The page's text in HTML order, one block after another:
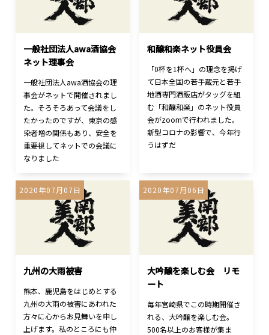
一般社団法人awa酒協会
ネット理事会
一般社団法人awa酒協会の理
事会がネットで開催されまし
た。そろそろあって会議をし
たかったのですが、東京の感
染者増の関係もあり、安全を
重要視してネットでの会議に
なりました
和醸和楽ネット役員会
「0杯を1杯へ」の理念を掲げ
て日本全国の若手蔵元と若手
地酒専門酒販店がタッグを組
む「和醸和楽」のネット役員
会がzoomで行われました。
新型コロナの影響で、今年行
うはずだ
2020年07月07日
九州の大雨被害
熊本、鹿児島をはじめとする
九州の大雨の被害にあわれた
方々に心からお見舞いを申し
上げます。私のところにも仲
2020年07月06日
大吟醸を楽しむ会 リモ
ート
毎年宮崎県でこの時期開催さ
れる、大吟醸を楽しむ会。
500名以上のお客様が集ま